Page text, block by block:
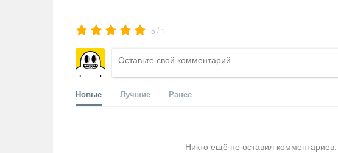
5 / 1
Новые Лучшие Ранее
Никто ещё не оставил